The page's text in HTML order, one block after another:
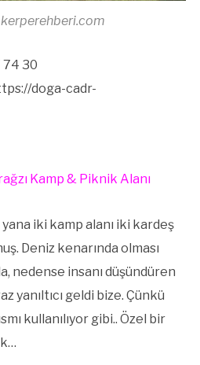
74 30
doga-cadr-
Kamp & Piknik Alanı
yana iki kamp alanı iki kardeş
Deniz kenarında olması
nedense insanı düşündüren
yanıltıcı geldi bize. Çünkü
kullanılıyor gibi.. Özel bir